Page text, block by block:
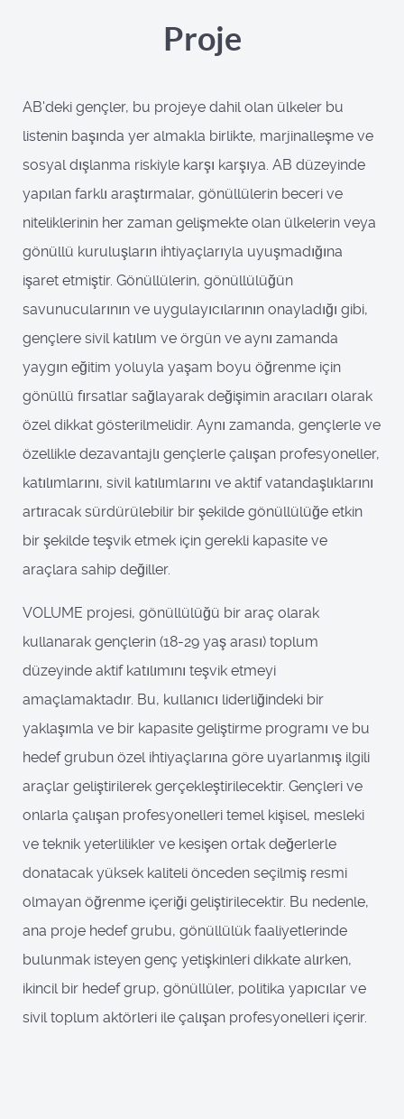
Proje
AB'deki gençler, bu projeye dahil olan ülkeler bu
listenin başında yer almakla birlikte, marjinalleşme ve
sosyal dışlanma riskiyle karşı karşıya. AB düzeyinde
yapılan farklı araştırmalar, gönüllülerin beceri ve
niteliklerinin her zaman gelişmekte olan ülkelerin veya
gönüllü kuruluşların ihtiyaçlarıyla uyuşmadığına
işaret etmiştir. Gönüllülerin, gönüllülüğün
savunucularının ve uygulayıcılarının onayladığı gibi,
gençlere sivil katılım ve örgün ve aynı zamanda
yaygın eğitim yoluyla yaşam boyu öğrenme için
gönüllü fırsatlar sağlayarak değişimin aracıları olarak
özel dikkat gösterilmelidir. Aynı zamanda, gençlerle ve
özellikle dezavantajlı gençlerle çalışan profesyoneller,
katılımlarını, sivil katılımlarını ve aktif vatandaşlıklarını
artıracak sürdürülebilir bir şekilde gönüllülüğe etkin
bir şekilde teşvik etmek için gerekli kapasite ve
araçlara sahip değiller.
VOLUME projesi, gönüllülüğü bir araç olarak
kullanarak gençlerin (18-29 yaş arası) toplum
düzeyinde aktif katılımını teşvik etmeyi
amaçlamaktadır. Bu, kullanıcı liderliğindeki bir
yaklaşımla ve bir kapasite geliştirme programı ve bu
hedef grubun özel ihtiyaçlarına göre uyarlanmış ilgili
araçlar geliştirilerek gerçekleştirilecektir. Gençleri ve
onlarla çalışan profesyonelleri temel kişisel, mesleki
ve teknik yeterlilikler ve kesişen ortak değerlerle
donatacak yüksek kaliteli önceden seçilmiş resmi
olmayan öğrenme içeriği geliştirilecektir. Bu nedenle,
ana proje hedef grubu, gönüllülük faaliyetlerinde
bulunmak isteyen genç yetişkinleri dikkate alırken,
ikincil bir hedef grup, gönüllüler, politika yapıcılar ve
sivil toplum aktörleri ile çalışan profesyonelleri içerir.